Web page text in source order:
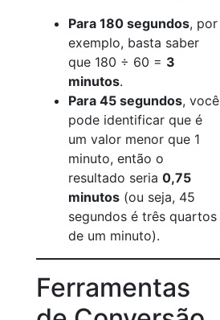
Para 180 segundos, por
exemplo, basta saber
que 180 ÷ 60 = 3
minutos.
Para 45 segundos, você
pode identificar que é
um valor menor que 1
minuto, então o
resultado seria 0,75
minutos (ou seja, 45
segundos é três quartos
de um minuto).
Ferramentas